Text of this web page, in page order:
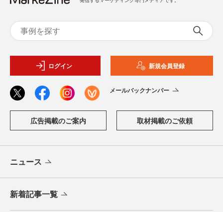
ログイン 新規会員登録
メールバックナンバー
広告掲載のご案内 取材掲載のご依頼
ニュース
新着記事一覧